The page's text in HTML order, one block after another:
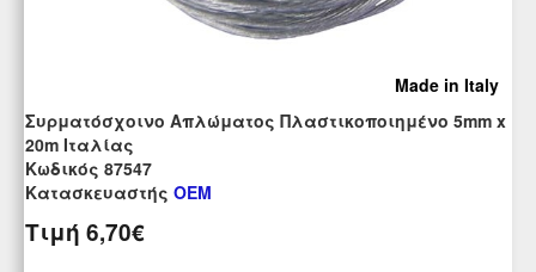
Made in Italy
Συρματόσχοινο Απλώματος Πλαστικοποιημένο 5mm x
20m Ιταλίας
Kωδικός 87547
Κατασκευαστής OEM
Τιμή 6,70€